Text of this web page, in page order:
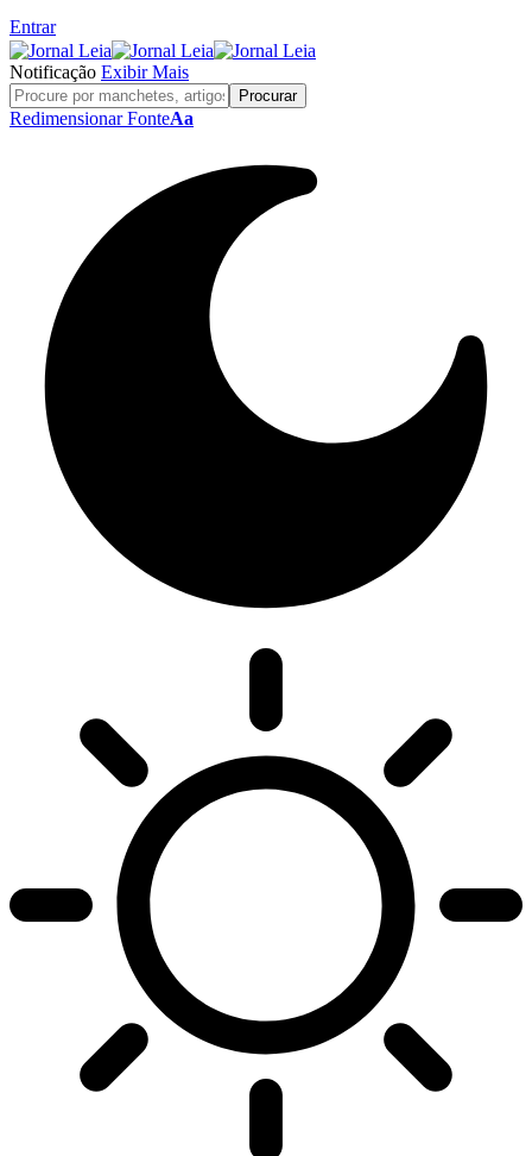
Entrar
Notificação Exibir Mais
Redimensionar FonteAa